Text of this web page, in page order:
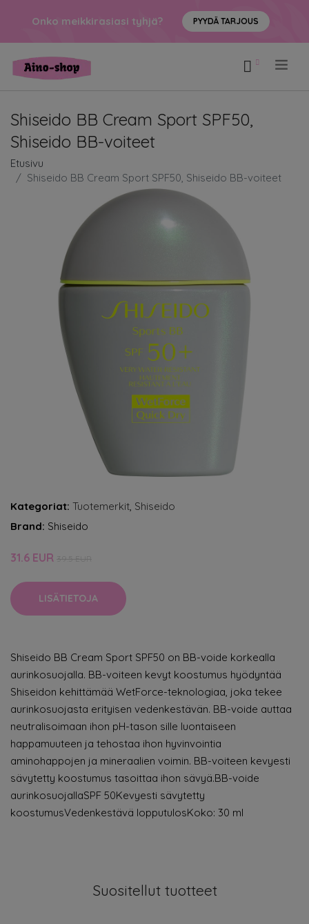
Onko meikkirasiasi tyhjä? PYYDÄ TARJOUS
Shiseido BB Cream Sport SPF50,
Shiseido BB-voiteet
Etusivu
Shiseido BB Cream Sport SPF50, Shiseido BB-voiteet
Kategoriat: Tuotemerkit, Shiseido
Brand: Shiseido
31.6 EUR
LISÄTIETOJA
Shiseido BB Cream Sport SPF50 on BB-voide korkealla
aurinkosuojalla. BB-voiteen kevyt koostumus hyödyntää
Shiseidon kehittämää WetForce-teknologiaa, joka tekee
aurinkosuojasta erityisen vedenkestävän. BB-voide auttaa
neutralisoimaan ihon pH-tason sille luontaiseen
happamuuteen ja tehostaa ihon hyvinvointia
aminohappojen ja mineraalien voimin. BB-voiteen kevyesti
sävytetty koostumus tasoittaa ihon sävyä.BB-voide
aurinkosuojallaSPF 50Kevyesti sävytetty
koostumusVedenkestävä lopputulosKoko: 30 ml
Suositellut tuotteet